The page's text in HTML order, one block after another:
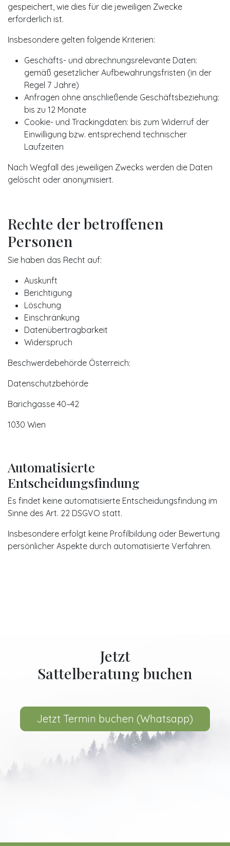
gespeichert, wie dies für die jeweiligen Zwecke
erforderlich ist.
Insbesondere gelten folgende Kriterien:
Geschäfts- und abrechnungsrelevante Daten:
gemäß gesetzlicher Aufbewahrungsfristen (in der
Regel 7 Jahre)
Anfragen ohne anschließende Geschäftsbeziehung:
bis zu 12 Monate
Cookie- und Trackingdaten: bis zum Widerruf der
Einwilligung bzw. entsprechend technischer
Laufzeiten
Nach Wegfall des jeweiligen Zwecks werden die Daten
gelöscht oder anonymisiert.
Rechte der betroffenen
Personen
Sie haben das Recht auf:
Auskunft
Berichtigung
Löschung
Einschränkung
Datenübertragbarkeit
Widerspruch
Beschwerdebehörde Österreich:
Datenschutzbehörde
Barichgasse 40–42
1030 Wien
Automatisierte
Entscheidungsfindung
Es findet keine automatisierte Entscheidungsfindung im
Sinne des Art. 22 DSGVO statt.
Insbesondere erfolgt keine Profilbildung oder Bewertung
persönlicher Aspekte durch automatisierte Verfahren.
Jetzt
Sattelberatung buchen
Jetzt Termin buchen (Whatsapp)